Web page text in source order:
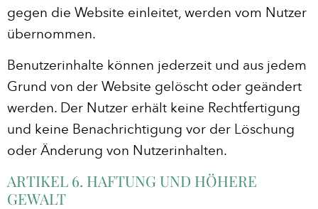
gegen die Website einleitet, werden vom Nutzer
übernommen.
Benutzerinhalte können jederzeit und aus jedem
Grund von der Website gelöscht oder geändert
werden. Der Nutzer erhält keine Rechtfertigung
und keine Benachrichtigung vor der Löschung
oder Änderung von Nutzerinhalten.
ARTIKEL 6. HAFTUNG UND HÖHERE
GEWALT